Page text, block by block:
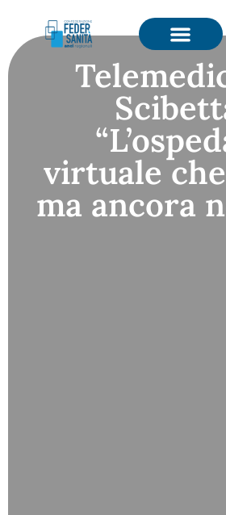
virtuale
ma ancora